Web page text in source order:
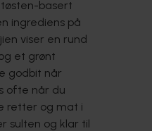
basert
ingrediens på
viser en rund
et grønt
godbit når
ofte når du
retter og mat i
sulten og klar til